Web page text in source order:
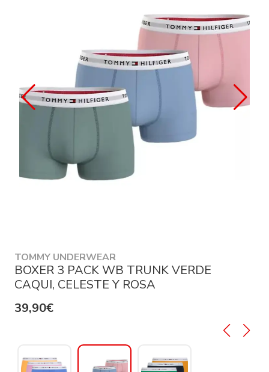
TOMMY UNDERWEAR
BOXER 3 PACK WB TRUNK VERDE
CAQUI, CELESTE Y ROSA
39,90€